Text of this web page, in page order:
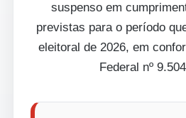
suspenso em
previstas para o período
eleitoral de 2026, em
Federal nº